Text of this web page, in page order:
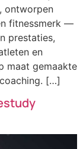
ontworpen
fitnessmerk —
prestaties,
en
maat gemaakte
[…]